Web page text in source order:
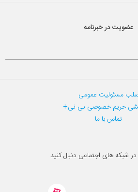
عضویت در خبرنامه
سلب مسئولیت عمومی
حریم خصوصی نی نی+
تماس با ما
شبکه های اجتماعی دنبال کنید